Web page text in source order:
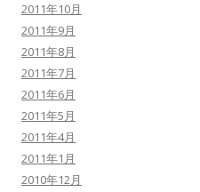
2011年10月
2011年9月
2011年8月
2011年7月
2011年6月
2011年5月
2011年4月
2011年1月
2010年12月